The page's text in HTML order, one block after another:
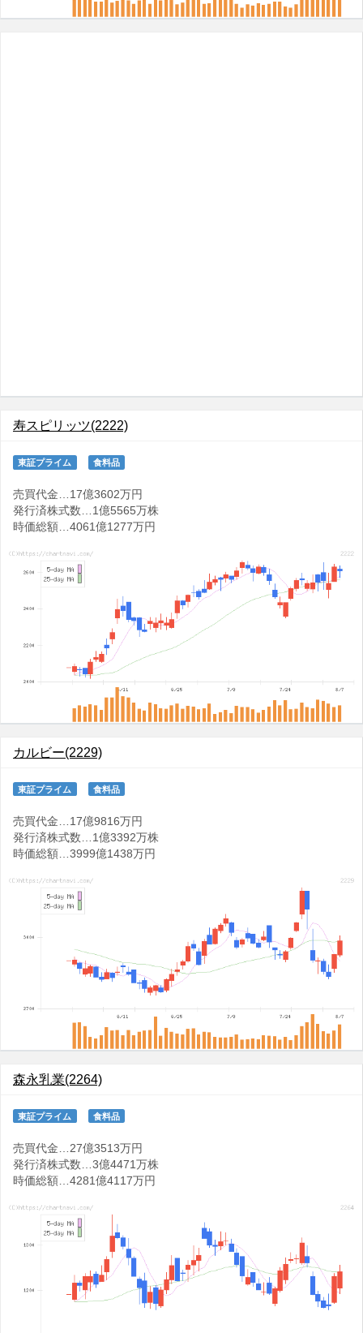
寿スピリッツ(2222)
東証プライム 食料品
売買代金…17億3602万円
発行済株式数…1億5565万株
時価総額…4061億1277万円
カルビー(2229)
東証プライム 食料品
売買代金…17億9816万円
発行済株式数…1億3392万株
時価総額…3999億1438万円
森永乳業(2264)
東証プライム 食料品
売買代金…27億3513万円
発行済株式数…3億4471万株
時価総額…4281億4117万円